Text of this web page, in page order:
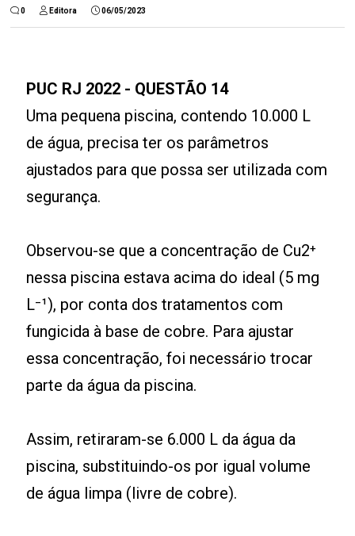
0 Editora 06/05/2023
PUC RJ 2022 - QUESTÃO 14
Uma pequena piscina, contendo 10.000 L
de água, precisa ter os parâmetros
ajustados para que possa ser utilizada com
segurança.
Observou-se que a concentração de Cu2⁺
nessa piscina estava acima do ideal (5 mg
L⁻¹), por conta dos tratamentos com
fungicida à base de cobre. Para ajustar
essa concentração, foi necessário trocar
parte da água da piscina.
Assim, retiraram-se 6.000 L da água da
piscina, substituindo-os por igual volume
de água limpa (livre de cobre).